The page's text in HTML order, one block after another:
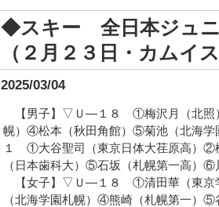
◆スキー 全日本ジュニ
（２月２３日・カムイ
2025/03/04
【男子】▽Ｕ―１８ ①梅沢月（北照
幌）④松本（秋田角館）⑤菊池（北海
１ ①大谷聖司（東京日体大荏原高）②
（日本歯科大）⑤石坂（札幌第一高）⑥
【女子】▽Ｕ―１８ ①清田華（東京
（北海学園札幌）④熊崎（札幌第一）